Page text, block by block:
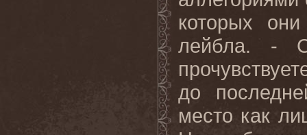
которых
лейбла. -
до
место как